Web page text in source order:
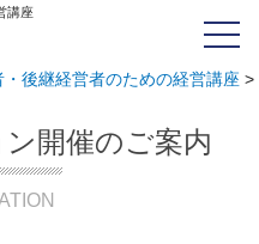
講座
後継経営者のための経営講座 >
開催のご案内